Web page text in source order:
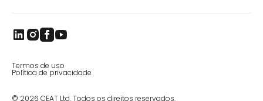
© 2026 CEAT Ltd. Todos os direitos reservados.
Termos de uso
Política de privacidade